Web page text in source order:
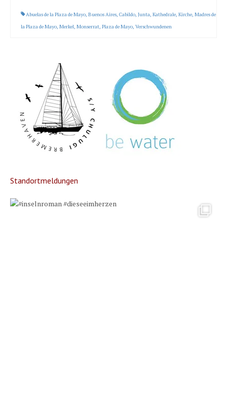
Abuelas de la Plaza de Mayo, Buenos Aires, Cabildo, Junta, Kathedrale, Kirche, Madres de
la Plaza de Mayo, Merkel, Monserrat, Plaza de Mayo, Verschwundenen
Standortmeldungen